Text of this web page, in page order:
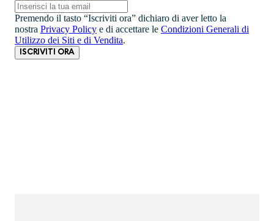
Premendo il tasto “Iscriviti ora” dichiaro di aver letto la
nostra Privacy Policy e di accettare le Condizioni Generali di
Utilizzo dei Siti e di Vendita.
ISCRIVITI ORA